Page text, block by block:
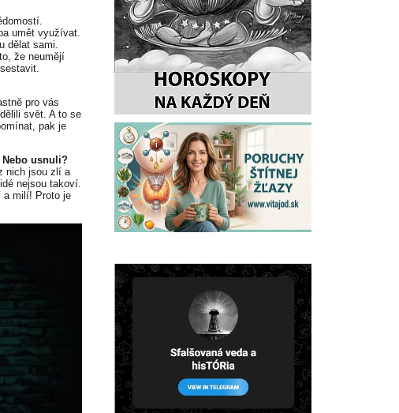
umět využívat.
dělat sami.
že neumějí
pro vás
svět. A to se
pak je
usnuli?
nich jsou zlí a
nejsou takoví.
a milí! Proto je